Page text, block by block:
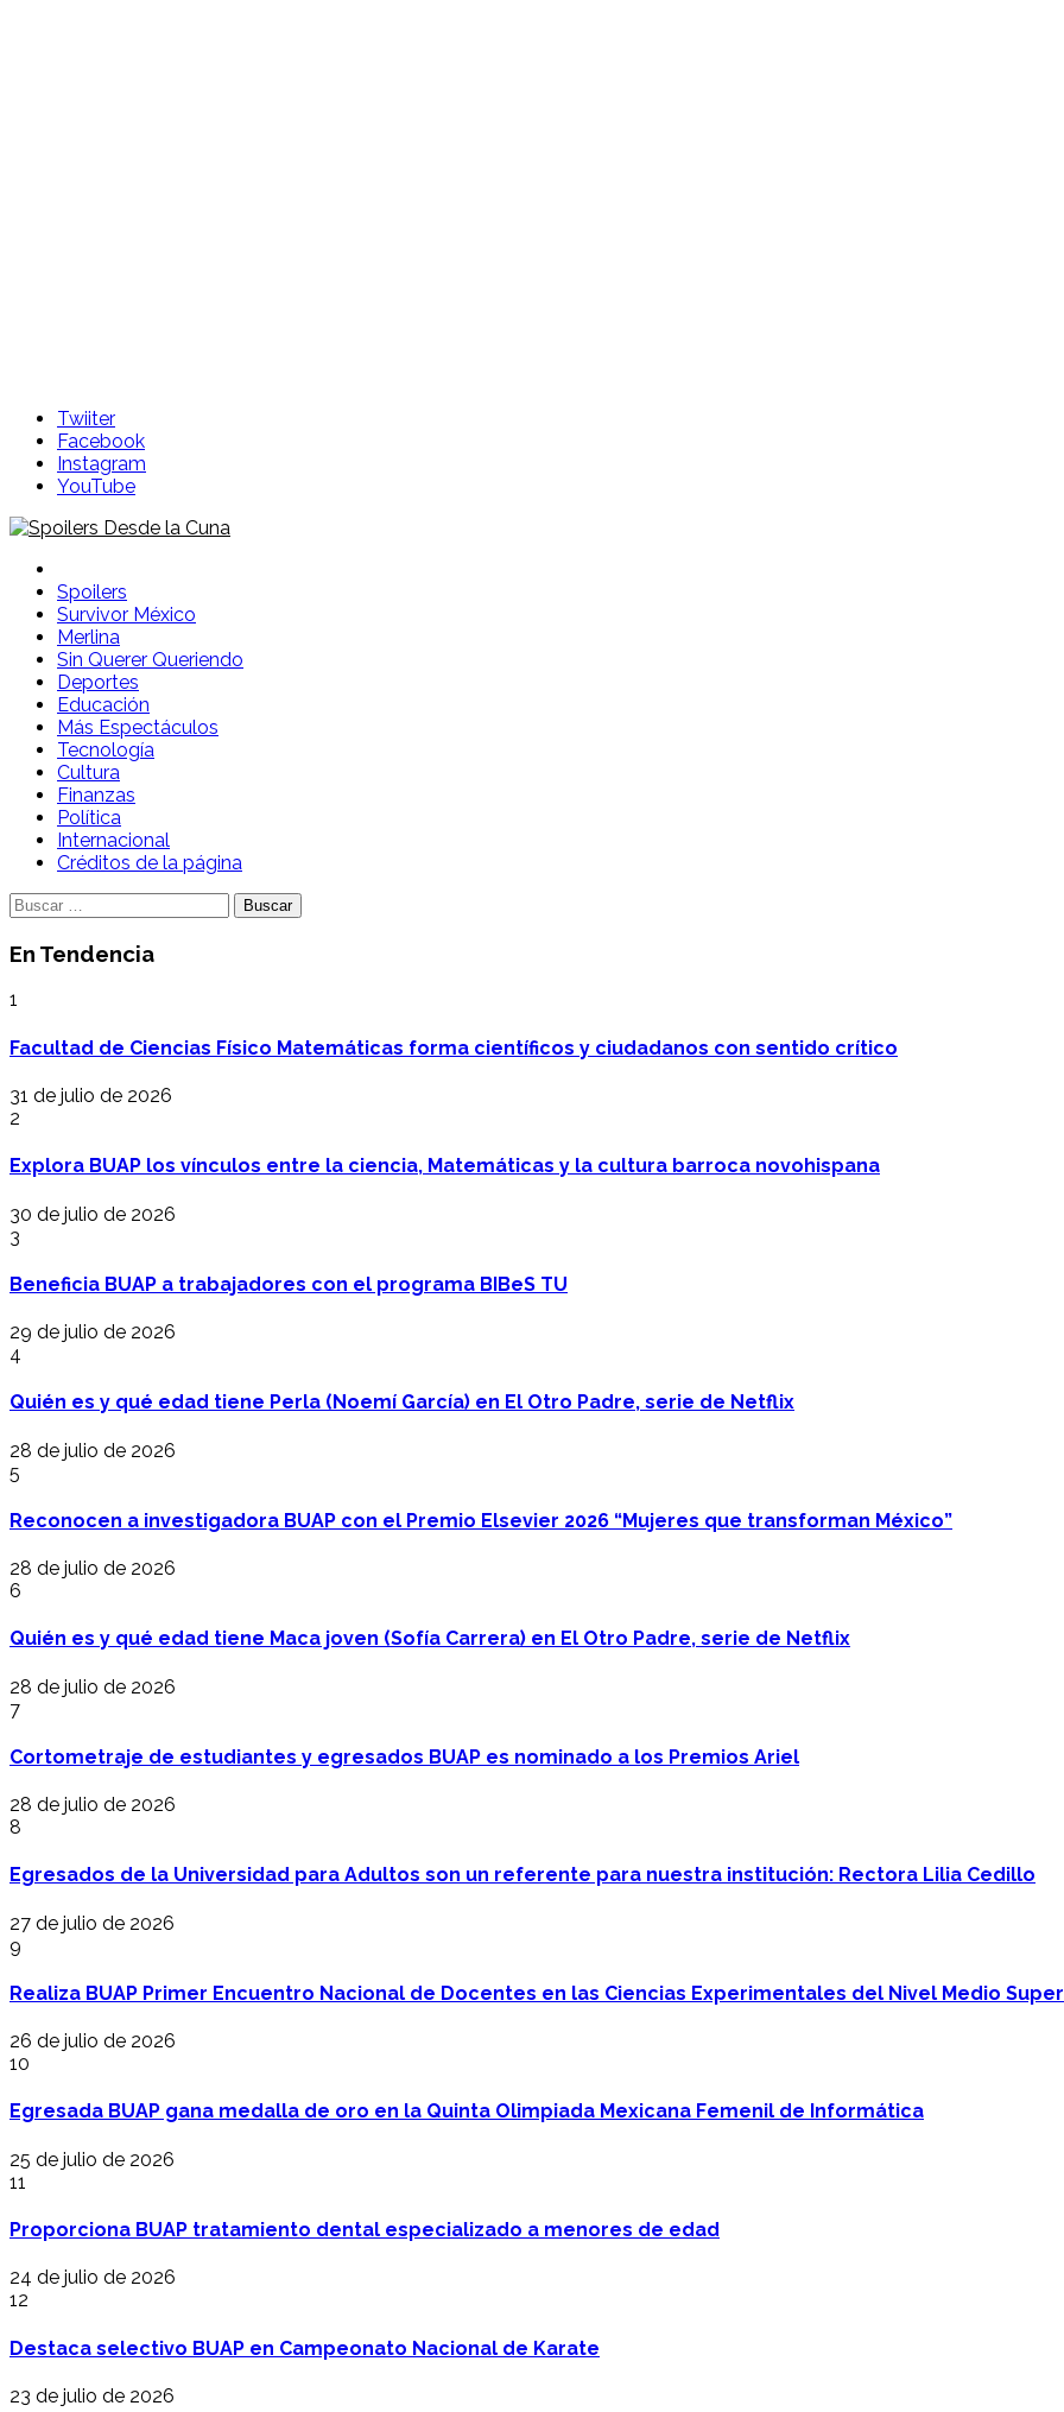
Twiiter
Facebook
Instagram
YouTube
Spoilers Desde la Cuna
Sitio con información sobre series, película, reality shows y telenovelas
Spoilers
Survivor México
Merlina
Sin Querer Queriendo
Deportes
Educación
Más Espectáculos
Tecnología
Cultura
Finanzas
Política
Internacional
Créditos de la página
Buscar:
En Tendencia
1
Facultad de Ciencias Físico Matemáticas forma científicos y ciudadanos con sentido crítico
31 de julio de 2026
2
Explora BUAP los vínculos entre la ciencia, Matemáticas y la cultura barroca novohispana
30 de julio de 2026
3
Beneficia BUAP a trabajadores con el programa BIBeS TU
29 de julio de 2026
4
Quién es y qué edad tiene Perla (Noemí García) en El Otro Padre, serie de Netflix
28 de julio de 2026
5
Reconocen a investigadora BUAP con el Premio Elsevier 2026 “Mujeres que transforman México”
28 de julio de 2026
6
Quién es y qué edad tiene Maca joven (Sofía Carrera) en El Otro Padre, serie de Netflix
28 de julio de 2026
7
Cortometraje de estudiantes y egresados BUAP es nominado a los Premios Ariel
28 de julio de 2026
8
Egresados de la Universidad para Adultos son un referente para nuestra institución: Rectora Lilia Cedillo
27 de julio de 2026
9
Realiza BUAP Primer Encuentro Nacional de Docentes en las Ciencias Experimentales del Nivel Medio
26 de julio de 2026
10
Egresada BUAP gana medalla de oro en la Quinta Olimpiada Mexicana Femenil de Informática
25 de julio de 2026
11
Proporciona BUAP tratamiento dental especializado a menores de edad
24 de julio de 2026
12
Destaca selectivo BUAP en Campeonato Nacional de Karate
23 de julio de 2026